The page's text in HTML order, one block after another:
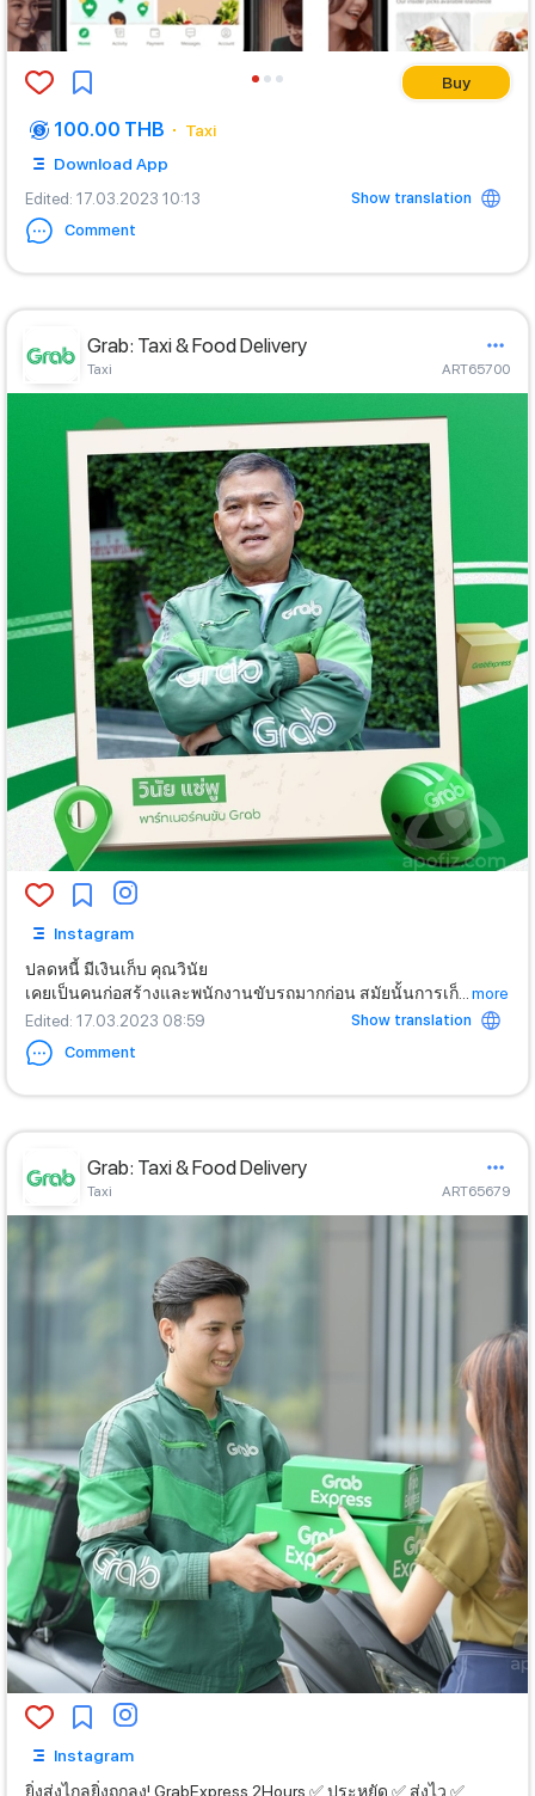
Buy
100.00 THB
Taxi
Download App
Edited: 17.03.2023 10:13
Show translation
Comment
Grab: Taxi & Food Delivery
Taxi ART65700
Instagram
ปลดหนี้ มีเงินเก็บ คุณวินัย
เคยเป็นคนก่อสร้างและพนักงานขับรถมากก่อน สมัยนั้นการเก็
more
Edited: 17.03.2023 08:59
Show translation
Comment
Grab: Taxi & Food Delivery
Taxi ART65679
Instagram
ยิ่งส่งไกลยิ่งถูกลง! GrabExpress 2Hours ✅ ประหยัด ✅ ส่งไว ✅